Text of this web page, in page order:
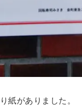
紙がありました。